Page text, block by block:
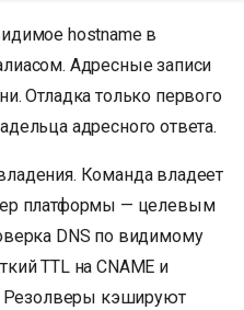
hostname в
Адресные записи
Отладка только первого
адресного ответа.
Команда владеет
платформы — целевым
DNS по видимому
TTL на CNAME и
Резолверы кэшируют